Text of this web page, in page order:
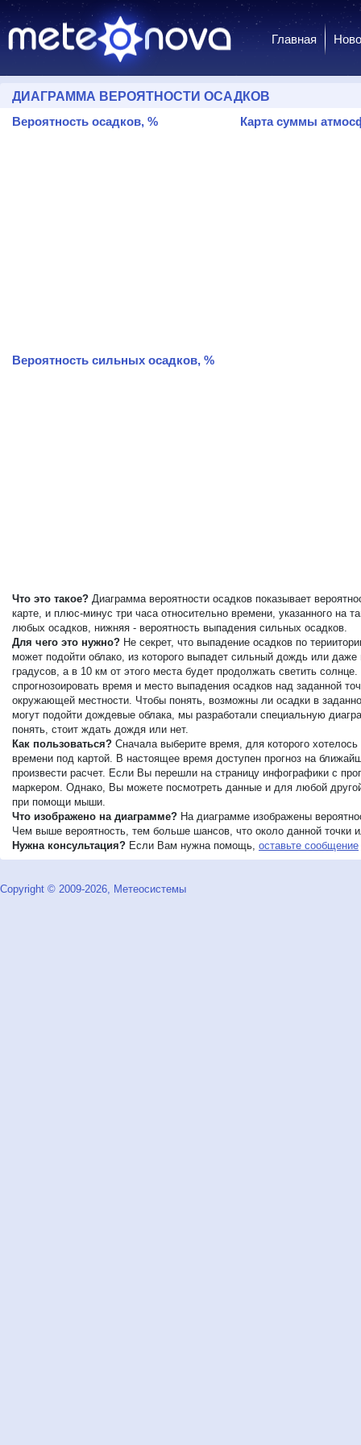
Главная
ДИАГРАММА ВЕРОЯТНОСТИ ОСАДКОВ
Вероятность осадков, %
Вероятность сильных осадков, %
Карта суммы
Что это такое? Диаграмма вероятности осадков показывает
карте, и плюс-минус три часа относительно времени, указанного
любых осадков, нижняя - вероятность выпадения сильных осадков.
Для чего это нужно? Не секрет, что выпадение осадков по
может подойти облако, из которого выпадет сильный дождь или
градусов, а в 10 км от этого места будет продолжать светить
спрогнозоировать время и место выпадения осадков над заданной
окружающей местности. Чтобы понять, возможны ли осадки в
могут подойти дождевые облака, мы разработали специальную
понять, стоит ждать дождя или нет.
Как пользоваться? Сначала выберите время, для которого
времени под картой. В настоящее время доступен прогноз на
произвести расчет. Если Вы перешли на страницу инфографики с
маркером. Однако, Вы можете посмотреть данные и для любой
при помощи мыши.
Что изображено на диаграмме? На диаграмме изображены
Чем выше вероятность, тем больше шансов, что около данной точки
Нужна консультация? Если Вам нужна помощь, оставьте сообщение
Copyright © 2009-2026, Метеосистемы